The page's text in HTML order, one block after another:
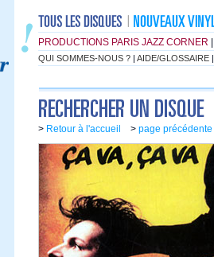
PRODUCTIONS PARIS JAZZ CORNER
QUI SOMMES-NOUS ? | AIDE/GLOSSAIRE |
> Retour à l'accueil > page précédente